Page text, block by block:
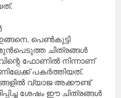
പെൺകുട്ടി
ചിത്രങ്ങൾ
ഫോണിൽ നിന്നാണ്
പകർത്തിയത്.
വ്യാജ അക്കൗണ്ട്
ശേഷം ഈ ചിത്രങ്ങൾ